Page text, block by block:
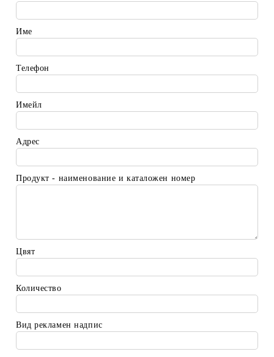
Име
Телефон
Имейл
Адрес
Продукт - наименование и каталожен номер
Цвят
Количество
Вид рекламен надпис